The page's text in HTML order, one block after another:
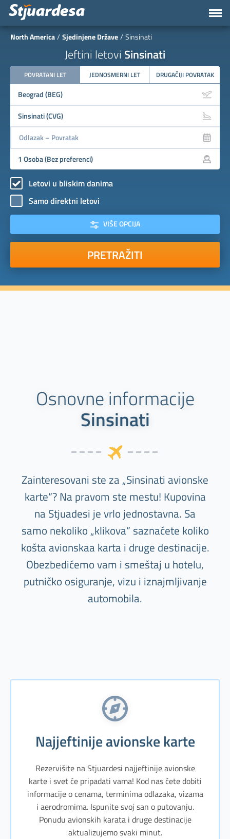
North America Sjedinjene Države Sinsinati
Jeftini letovi Sinsinati
POVRATANI LET JEDNOSMERNI LET DRUGAČIJI POVRATAK
Letovi u bliskim danima
Samo direktni letovi
VIŠE OPCIJA
PRETRAŽITI
Osnovne informacije
Sinsinati
Zainteresovani ste za „Sinsinati avionske
karte“? Na pravom ste mestu! Kupovina
na Stjuadesi je vrlo jednostavna. Sa
samo nekoliko „klikova“ saznaćete koliko
košta avionskaa karta i druge destinacije.
Obezbedićemo vam i smeštaj u hotelu,
putničko osiguranje, vizu i iznajmljivanje
automobila.
Najjeftinije avionske karte
Rezervišite na Stjuardesi najjeftinije avionske
karte i svet će pripadati vama! Kod nas ćete dobiti
informacije o cenama, terminima odlazaka, vizama
i aerodromima. Ispunite svoj san o putovanju.
Ponudu avionskih karata i druge destinacije
aktualizujemo svaki minut.